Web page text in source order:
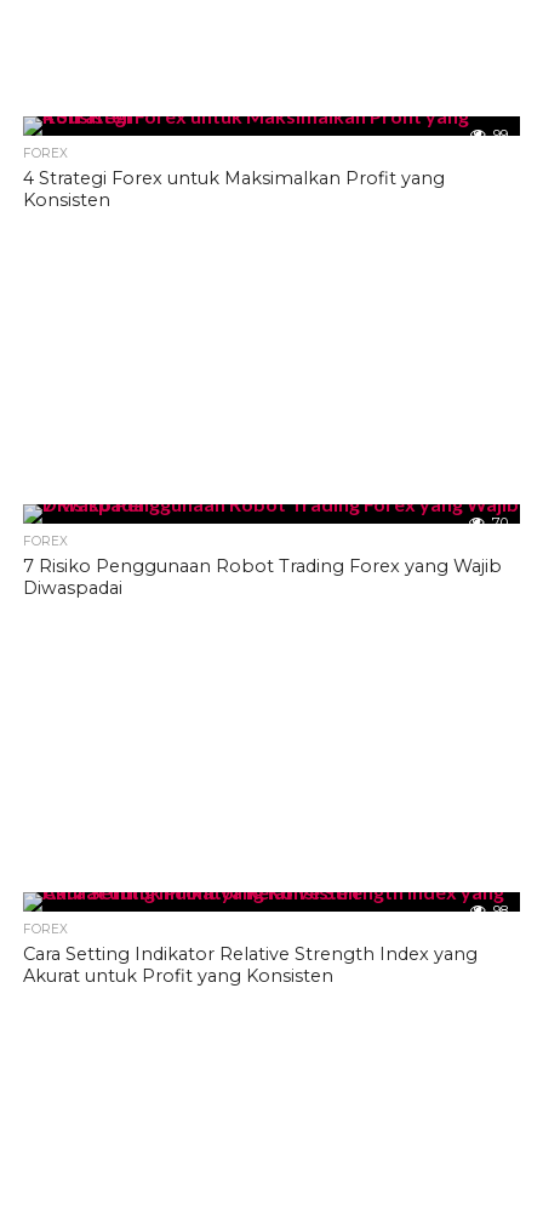
99
FOREX
4 Strategi Forex untuk Maksimalkan Profit yang
Konsisten
70
FOREX
7 Risiko Penggunaan Robot Trading Forex yang Wajib
Diwaspadai
98
FOREX
Cara Setting Indikator Relative Strength Index yang
Akurat untuk Profit yang Konsisten